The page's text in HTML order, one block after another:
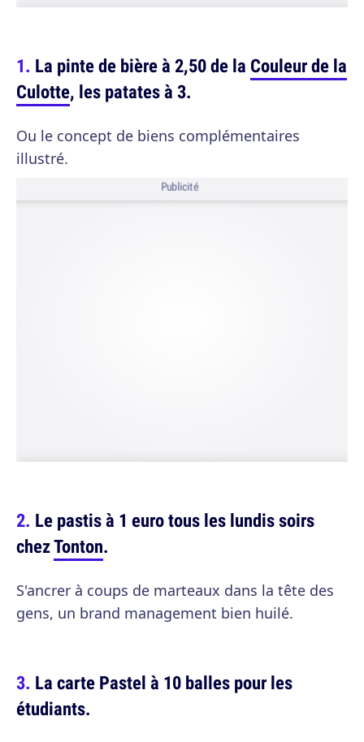
La pinte de bière à 2,50 de la Couleur de la
Culotte, les patates à 3.
Ou le concept de biens complémentaires
illustré.
Publicité
Le pastis à 1 euro tous les lundis soirs
chezTonton.
S'ancrer à coups de marteaux dans la tête des
gens, un brand management bien huilé.
La carte Pastel à 10 balles pour les
étudiants.